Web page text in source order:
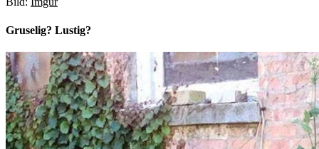
Gruselig? Lustig?